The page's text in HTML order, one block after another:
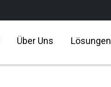
Über Uns Lösungen